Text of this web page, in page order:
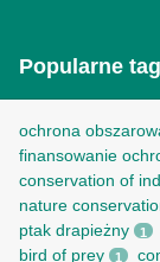
Popularne
ochrona
finansowanie
conservation of
nature
ptak drapieżny 1
bird of prey 1